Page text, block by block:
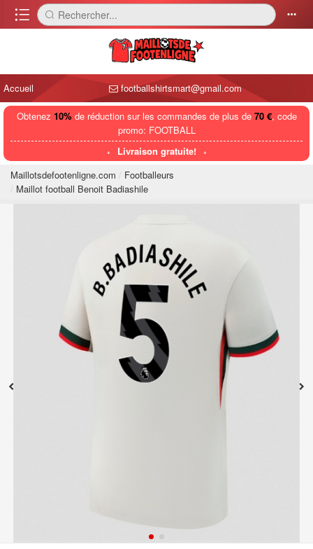
󰈍 󰅼 Rechercher... 󰄒
Accueil footballshirtsmart@gmail.com
Obtenez 10%de réduction sur les commandes de plus de 70 €, code
promo: FOOTBALL
Livraison gratuite!
Maillotsdefootenligne.com
Footballeurs
Maillot football Benoit Badiashile